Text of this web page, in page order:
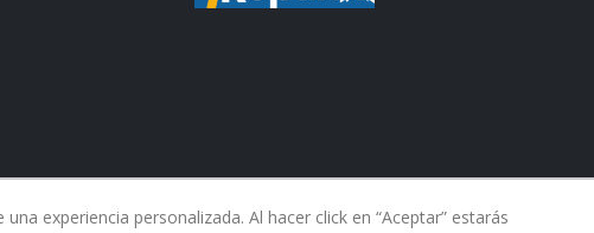
experiencia personalizada. Al hacer click en “Aceptar” estarás